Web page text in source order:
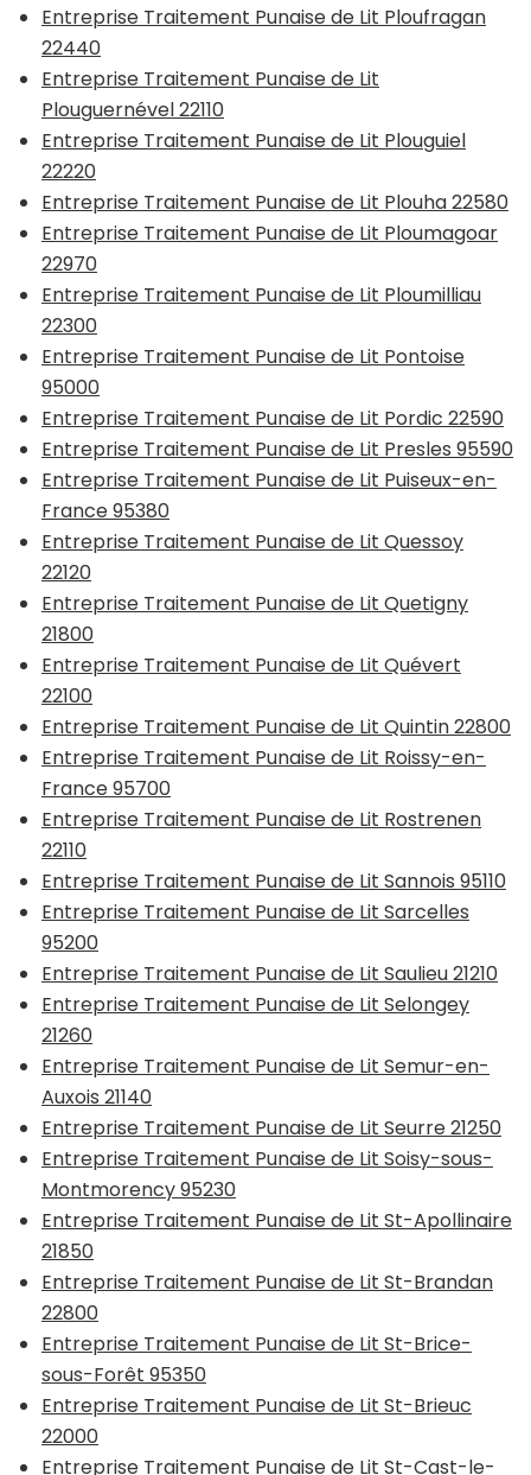
Entreprise Traitement Punaise de Lit Ploufragan
22440
Entreprise Traitement Punaise de Lit
Plouguernével 22110
Entreprise Traitement Punaise de Lit Plouguiel
22220
Entreprise Traitement Punaise de Lit Plouha 22580
Entreprise Traitement Punaise de Lit Ploumagoar
22970
Entreprise Traitement Punaise de Lit Ploumilliau
22300
Entreprise Traitement Punaise de Lit Pontoise
95000
Entreprise Traitement Punaise de Lit Pordic 22590
Entreprise Traitement Punaise de Lit Presles 95590
Entreprise Traitement Punaise de Lit Puiseux-en-
France 95380
Entreprise Traitement Punaise de Lit Quessoy
22120
Entreprise Traitement Punaise de Lit Quetigny
21800
Entreprise Traitement Punaise de Lit Quévert
22100
Entreprise Traitement Punaise de Lit Quintin 22800
Entreprise Traitement Punaise de Lit Roissy-en-
France 95700
Entreprise Traitement Punaise de Lit Rostrenen
22110
Entreprise Traitement Punaise de Lit Sannois 95110
Entreprise Traitement Punaise de Lit Sarcelles
95200
Entreprise Traitement Punaise de Lit Saulieu 21210
Entreprise Traitement Punaise de Lit Selongey
21260
Entreprise Traitement Punaise de Lit Semur-en-
Auxois 21140
Entreprise Traitement Punaise de Lit Seurre 21250
Entreprise Traitement Punaise de Lit Soisy-sous-
Montmorency 95230
Entreprise Traitement Punaise de Lit St-Apollinaire
21850
Entreprise Traitement Punaise de Lit St-Brandan
22800
Entreprise Traitement Punaise de Lit St-Brice-
sous-Forêt 95350
Entreprise Traitement Punaise de Lit St-Brieuc
22000
Entreprise Traitement Punaise de Lit St-Cast-le-